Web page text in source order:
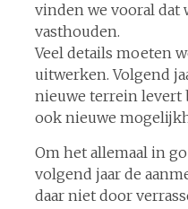
vinden we vooral dat
vasthouden.
Veel details moeten
uitwerken. Volgend
nieuwe terrein levert
ook nieuwe
Om het allemaal in
volgend jaar de
daar niet door